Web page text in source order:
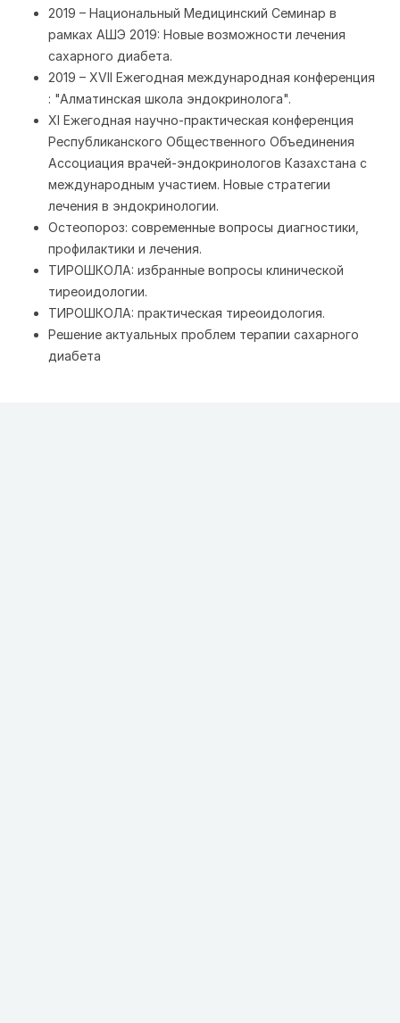
2019 – Национальный Медицинский Семинар в
рамках АШЭ 2019: Новые возможности лечения
сахарного диабета.
2019 – XVII Ежегодная международная конференция
: "Алматинская школа эндокринолога".
XI Ежегодная научно-практическая конференция
Республиканского Общественного Объединения
Ассоциация врачей-эндокринологов Казахстана с
международным участием. Новые стратегии
лечения в эндокринологии.
Остеопороз: современные вопросы диагностики,
профилактики и лечения.
ТИРОШКОЛА: избранные вопросы клинической
тиреоидологии.
ТИРОШКОЛА: практическая тиреоидология.
Решение актуальных проблем терапии сахарного
диабета